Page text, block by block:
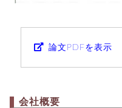
論文PDFを表示
会社概要